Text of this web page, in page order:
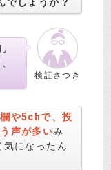
でしょうか？
検証さつき
や5chで、投
声が多いみ
になったん